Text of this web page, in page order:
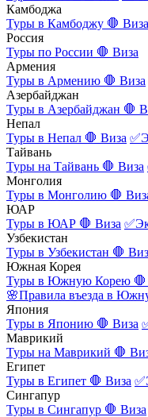
Камбоджа
Туры в Камбоджу 🛑 Виза
Россия
Туры по России 🛑 Виза
Армения
Туры в Армению 🛑 Виза
Азербайджан
Туры в Азербайджан 🛑
Непал
Туры в Непал 🛑 Виза
Тайвань
Туры на Тайвань 🛑 Виза
Монголия
Туры в Монголию 🛑
ЮАР
Туры в ЮАР 🛑 Виза
Узбекистан
Туры в Узбекистан 🛑
Южная Корея
Туры в Южную Корею
🌸Правила въезда в
Япония
Туры в Японию 🛑 Виза
Маврикий
Туры на Маврикий 🛑
Египет
Туры в Египет 🛑 Виза
Сингапур
Туры в Сингапур 🛑 Виза